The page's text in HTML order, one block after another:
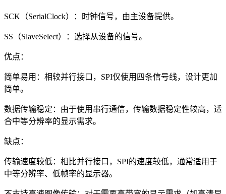
SCK（SerialClock）：时钟信号，由主设备提供。
SS（SlaveSelect）：选择从设备的信号。
优点：
简单易用：相较并行接口，SPI仅使用四条信号线，设计更加
简单。
数据传输稳定：由于使用串行通信，传输数据稳定性较高，适
合中等分辨率的显示需求。
缺点：
传输速度较低：相比并行接口，SPI的速度较低，通常适用于
中等分辨率、低帧率的显示器。